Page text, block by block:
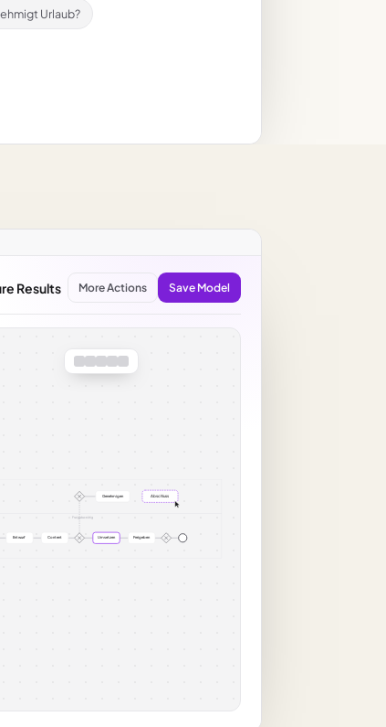
Urlaub?
Results More Actions Save Model
Freigabe nötig
Genehmigen
Entwurf Content Umsetzen Freigeben
Abschluss